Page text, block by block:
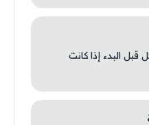
قبل البدء إذا كانت